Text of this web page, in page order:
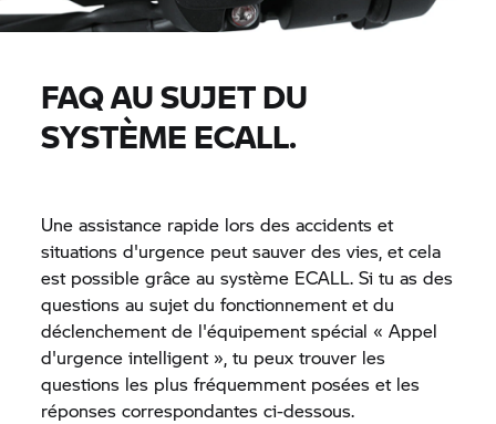
FAQ AU SUJET DU
SYSTÈME ECALL.
Une assistance rapide lors des accidents et
situations d'urgence peut sauver des vies, et cela
est possible grâce au système ECALL. Si tu as des
questions au sujet du fonctionnement et du
déclenchement de l'équipement spécial « Appel
d'urgence intelligent », tu peux trouver les
questions les plus fréquemment posées et les
réponses correspondantes ci-dessous.